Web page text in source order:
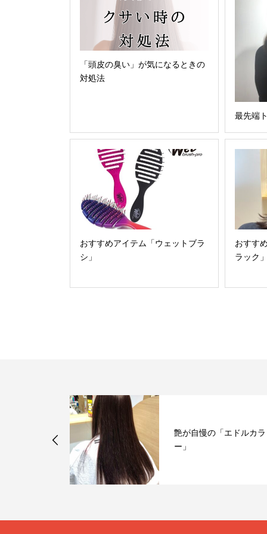
「頭皮の臭い」が気になるときの
対処法
最先端
おすすめアイテム「ウェットブラ
シ」
おすす
ラック
艶が自慢の「エドルカラ
ー」